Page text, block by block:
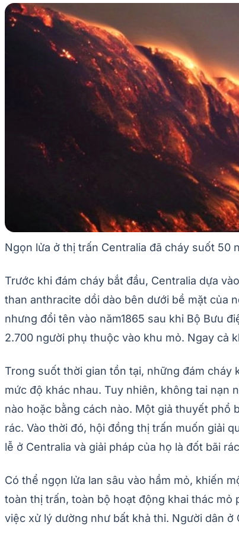
Ngọn lửa ở thị trấn Centralia đã cháy suốt 50
Trước khi đám cháy bắt đầu, Centralia dựa
than anthracite dồi dào bên dưới bề mặt của
nhưng đổi tên vào năm1865 sau khi Bộ Bưu
2.700 người phụ thuộc vào khu mỏ. Ngay cả
Trong suốt thời gian tồn tại, những đám cháy
mức độ khác nhau. Tuy nhiên, không tai nạn
nào hoặc bằng cách nào. Một giả thuyết phổ
rác. Vào thời đó, hội đồng thị trấn muốn giải
lễ ở Centralia và giải pháp của họ là đốt bãi
Có thể ngọn lửa lan sâu vào hầm mỏ, khiến
toàn thị trấn, toàn bộ hoạt động khai thác
việc xử lý dường như bất khả thi. Người dân